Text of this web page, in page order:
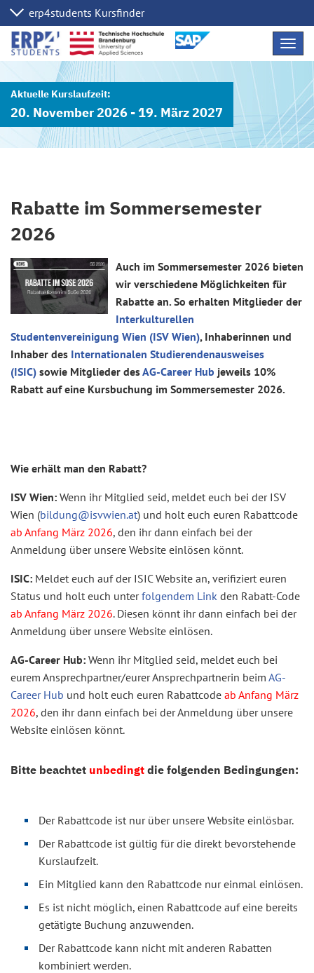
20. November 2026 - 19. März 2027
Rabatte im Sommersemester
2026
Auch im Sommersemester 2026 bieten
wir verschiedene Möglichkeiten für
Rabatte an. So erhalten Mitglieder der
Interkulturellen
Studentenvereinigung Wien (ISV Wien), Inhaberinnen und
Inhaber des Internationalen Studierendenausweises
(ISIC) sowie Mitglieder desAG-Career Hub jeweils 10%
Rabatt auf eine Kursbuchung im Sommersemester 2026.
Wie erhält man den Rabatt?
ISV Wien: Wenn ihr Mitglied seid, meldet euch bei der ISV
Wien (bildung@isvwien.at) und holt euch euren Rabattcode
ab Anfang März 2026, den ihr dann einfach bei der
Anmeldung über unsere Website einlösen könnt.
ISIC: Meldet euch auf der ISIC Website an, verifiziert euren
Status und holt euch unterfolgendem Link den Rabatt-Code
ab Anfang März 2026. Diesen könnt ihr dann einfach bei der
Anmeldung über unsere Website einlösen.
AG-Career Hub: Wenn ihr Mitglied seid, meldet euch bei
eurem Ansprechpartner/eurer Ansprechpartnerin beim AG-
Career Hub und holt euch euren Rabattcode ab Anfang März
2026, den ihr dann einfach bei der Anmeldung über unsere
Website einlösen könnt.
Bitte beachtet unbedingt die folgenden Bedingungen:
Der Rabattcode ist nur über unsere Website einlösbar.
Der Rabattcode ist gültig für die direkt bevorstehende
Kurslaufzeit.
Ein Mitglied kann den Rabattcode nur einmal einlösen.
Es ist nicht möglich, einen Rabattcode auf eine bereits
getätigte Buchung anzuwenden.
Der Rabattcode kann nicht mit anderen Rabatten
kombiniert werden.